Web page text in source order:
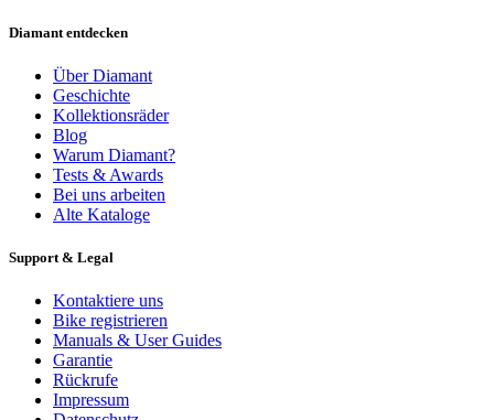
Diamant entdecken
Über Diamant
Geschichte
Kollektionsräder
Blog
Warum Diamant?
Tests & Awards
Bei uns arbeiten
Alte Kataloge
Support & Legal
Kontaktiere uns
Bike registrieren
Manuals & User Guides
Garantie
Rückrufe
Impressum